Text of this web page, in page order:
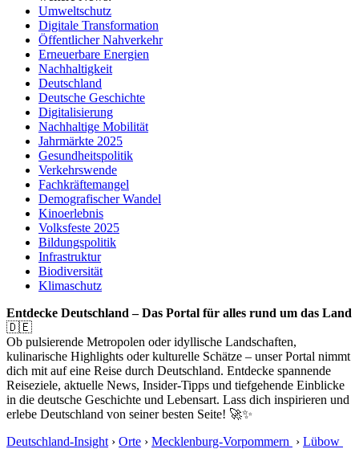
Umweltschutz
Digitale Transformation
Öffentlicher Nahverkehr
Erneuerbare Energien
Nachhaltigkeit
Deutschland
Deutsche Geschichte
Digitalisierung
Nachhaltige Mobilität
Jahrmärkte 2025
Gesundheitspolitik
Verkehrswende
Fachkräftemangel
Demografischer Wandel
Kinoerlebnis
Volksfeste 2025
Bildungspolitik
Infrastruktur
Biodiversität
Klimaschutz
Entdecke Deutschland – Das Portal für alles rund um das Land
🇩🇪
Ob pulsierende Metropolen oder idyllische Landschaften,
kulinarische Highlights oder kulturelle Schätze – unser Portal nimmt
dich mit auf eine Reise durch Deutschland. Entdecke spannende
Reiseziele, aktuelle News, Insider-Tipps und tiefgehende Einblicke
in die deutsche Geschichte und Lebensart. Lass dich inspirieren und
erlebe Deutschland von seiner besten Seite! 🚀✨
Deutschland-Insight › Orte › Mecklenburg-Vorpommern › Lübow